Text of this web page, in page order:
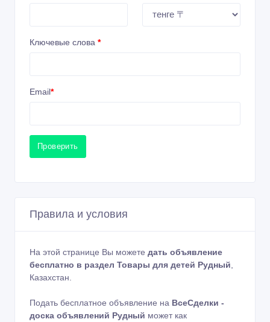
Ключевые слова *
Email*
Проверить
Правила и условия
На этой странице Вы можете дать объявление
бесплатно в раздел Товары для детей Рудный
Казахстан.
Подать бесплатное объявление на ВсеСделки -
доска объявлений Рудный может как